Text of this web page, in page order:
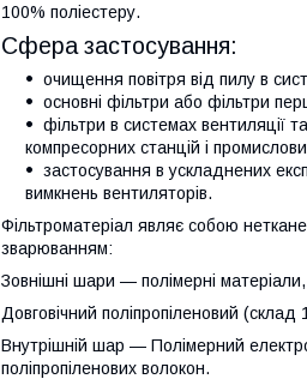
100% поліестеру.
Сфера застосування:
очищення повітря від пилу в
основні фільтри або фільтри
фільтри в системах вентиляції
компресорних станцій і
застосування в ускладнених
вимкнень вентиляторів.
Фільтроматеріал являє собою
зварюванням:
Зовнішні шари — полімерні
Довговічний поліпропіленовий
Внутрішній шар — Полімерний
поліпропіленових волокон.